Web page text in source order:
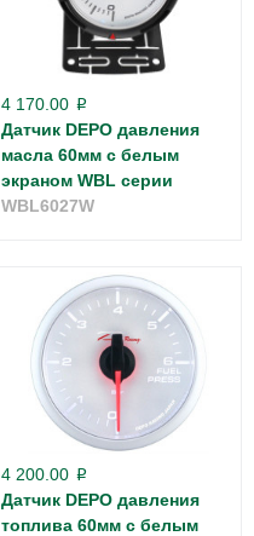
4 170.00 p
Датчик DEPO давления
масла 60мм с белым
экраном WBL серии
WBL6027W
4 200.00 p
Датчик DEPO давления
топлива 60мм с белым